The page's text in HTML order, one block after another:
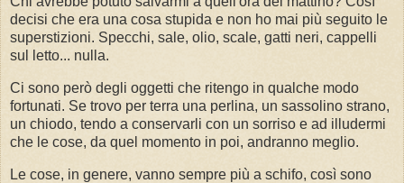
decisi che era una cosa stupida e non ho mai più seguito le
superstizioni. Specchi, sale, olio, scale, gatti neri, cappelli
sul letto... nulla.
Ci sono però degli oggetti che ritengo in qualche modo
fortunati. Se trovo per terra una perlina, un sassolino strano,
un chiodo, tendo a conservarli con un sorriso e ad illudermi
che le cose, da quel momento in poi, andranno meglio.
Le cose, in genere, vanno sempre più a schifo, così sono